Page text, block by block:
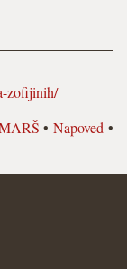
zofijinih/
•Napoved •